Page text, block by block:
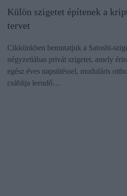
Külön szigetet építenek a
tervet
Cikkünkben bemutatjuk a Satoshi-
négyzetlábas privát szigetet, amely
egész éves napsütéssel, moduláris
csábítja leendő…